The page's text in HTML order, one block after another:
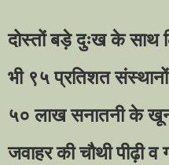
दोस्तों बड़े दुःख के साथ
भी ९५ प्रतिशत
५० लाख सनातनी के खून
जवाहर की चौथी पीढ़ी व